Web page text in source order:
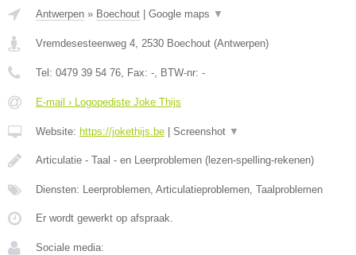
Antwerpen » Boechout Google maps ▼
Vremdesesteenweg 4, 2530 Boechout (Antwerpen)
Tel: 0479 39 54 76, Fax: -, BTW-nr: -
E-mail › Logopediste Joke Thijs
Website: https://jokethijs.be Screenshot ▼
Articulatie - Taal - en Leerproblemen (lezen-spelling-rekenen)
Diensten: Leerproblemen, Articulatieproblemen, Taalproblemen
Er wordt gewerkt op afspraak.
Sociale media: